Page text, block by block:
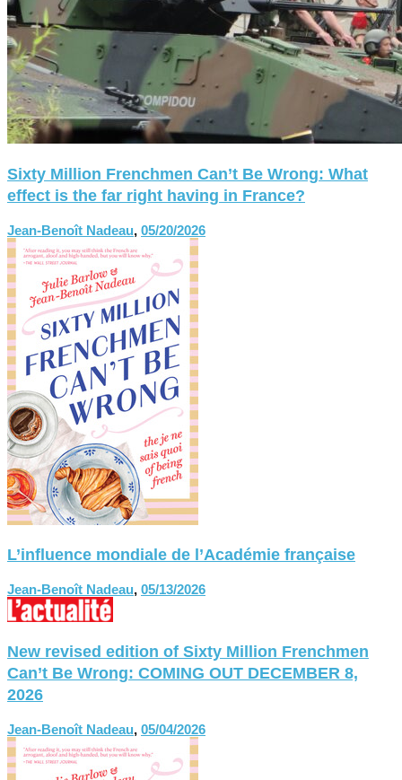
Sixty Million Frenchmen Can’t Be Wrong: What
effect is the far right having in France?
Jean-Benoît Nadeau, 05/20/2026
L’influence mondiale de l’Académie française
Jean-Benoît Nadeau, 05/13/2026
New revised edition of Sixty Million Frenchmen
Can’t Be Wrong: COMING OUT DECEMBER 8,
2026
Jean-Benoît Nadeau, 05/04/2026